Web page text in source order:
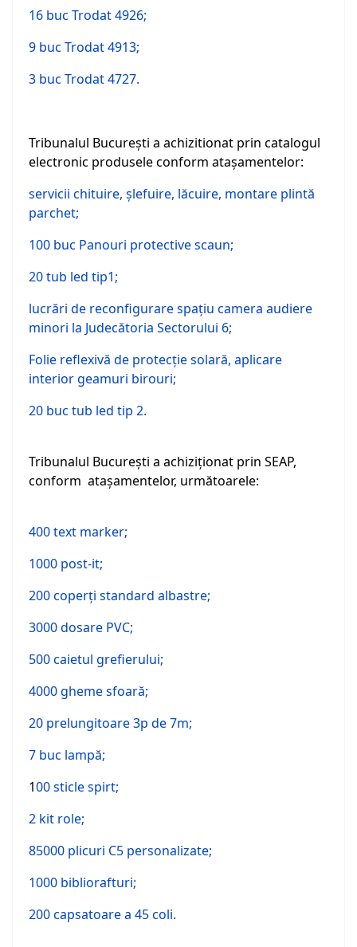
16 buc Trodat 4926;
9 buc Trodat 4913;
3 buc Trodat 4727.
Tribunalul Bucureşti a achizitionat prin catalogul
electronic produsele conform ataşamentelor:
servicii chituire, şlefuire, lăcuire, montare plintă
parchet;
100 buc Panouri protective scaun;
20 tub led tip1;
lucrări de reconfigurare spaţiu camera audiere
minori la Judecătoria Sectorului 6;
Folie reflexivă de protecţie solară, aplicare
interior geamuri birouri;
20 buc tub led tip 2.
Tribunalul Bucureşti a achiziţionat prin SEAP,
conform ataşamentelor, următoarele:
400 text marker;
1000 post-it;
200 coperţi standard albastre;
3000 dosare PVC;
500 caietul grefierului;
4000 gheme sfoară;
20 prelungitoare 3p de 7m;
7 buc lampă;
100 sticle spirt;
2 kit role;
85000 plicuri C5 personalizate;
1000 bibliorafturi;
200 capsatoare a 45 coli.